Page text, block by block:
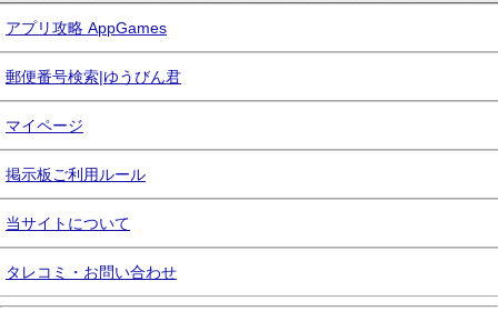
アプリ攻略 AppGames
郵便番号検索|ゆうびん君
マイページ
掲示板ご利用ルール
当サイトについて
タレコミ・お問い合わせ